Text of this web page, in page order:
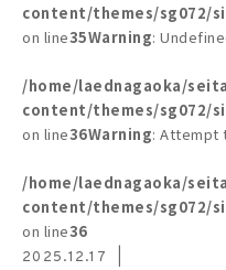
content/themes/sg072/
on line35Warning:
/home/laednagaoka/
content/themes/sg072/
on line36Warning: Attempt
/home/laednagaoka/
content/themes/sg072/
on line36
2025.12.17